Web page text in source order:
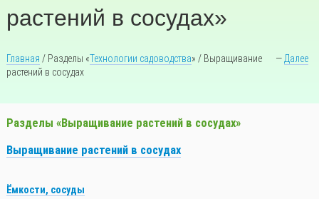
растений в сосудах»
Главная / —Далее
Разделы «Технологии садоводства» / Выращивание
растений в сосудах
Разделы «Выращивание растений в сосудах»
Выращивание растений в сосудах
Ёмкости, сосуды